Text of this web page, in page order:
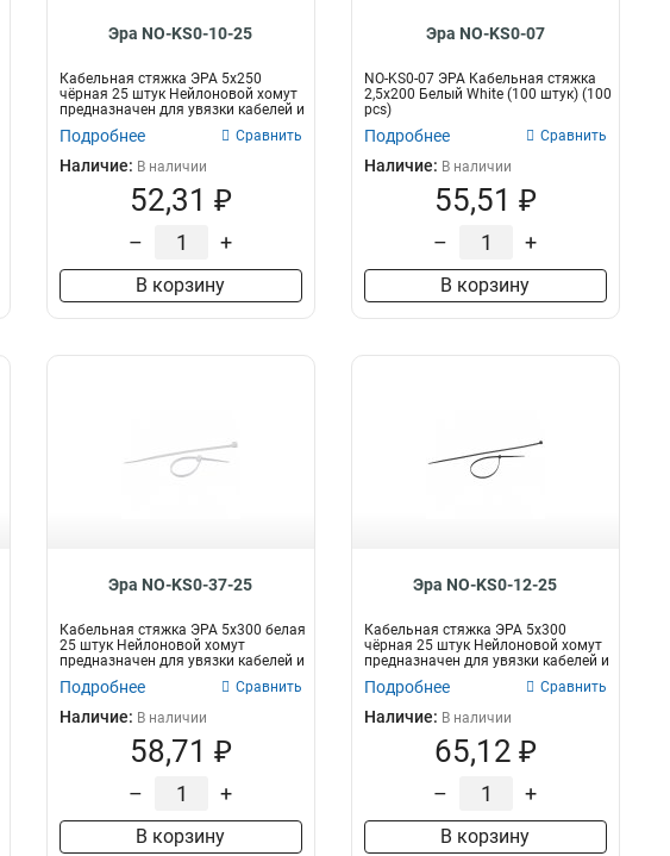
Эра NO-KS0-10-25
Кабельная стяжка ЭРА 5x250
чёрная 25 штук Нейлоновой хомут
предназначен для увязки кабелей и
Подробнее Сравнить
Наличие: В наличии
52,31 ₽
– +
В корзину
Эра NO-KS0-07
NO-KS0-07 ЭРА Кабельная стяжка
2,5х200 Белый White (100 штук) (100
pcs)
Подробнее Сравнить
Наличие: В наличии
55,51 ₽
– +
В корзину
Эра NO-KS0-37-25
Кабельная стяжка ЭРА 5x300 белая
25 штук Нейлоновой хомут
предназначен для увязки кабелей и
Подробнее Сравнить
Наличие: В наличии
58,71 ₽
– +
В корзину
Эра NO-KS0-12-25
Кабельная стяжка ЭРА 5x300
чёрная 25 штук Нейлоновой хомут
предназначен для увязки кабелей и
Подробнее Сравнить
Наличие: В наличии
65,12 ₽
– +
В корзину